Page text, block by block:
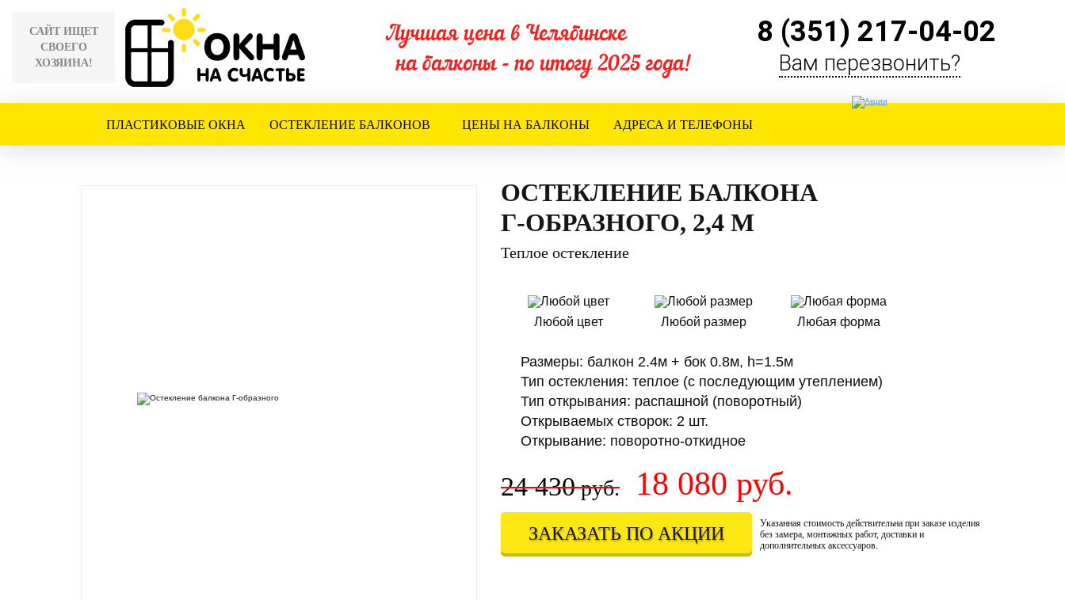
Лучшая цена в Челябинске
на балконы - по итогу 2025 года!
8 (351) 217-04-02
Вам перезвонить?
ПЛАСТИКОВЫЕ ОКНА ОСТЕКЛЕНИЕ БАЛКОНОВ ЦЕНЫ НА БАЛКОНЫ АДРЕСА И ТЕЛЕФОНЫ
ОСТЕКЛЕНИЕ БАЛКОНА
Г-ОБРАЗНОГО, 2,4 М
Теплое остекление
Любой цвет Любой размер Любая форма
Размеры: балкон 2.4м + бок 0.8м, h=1.5м
Тип остекления: теплое (с последующим утеплением)
Тип открывания: распашной (поворотный)
Открываемых створок: 2 шт.
Открывание: поворотно-откидное
24 430руб. 18 080 руб.
ЗАКАЗАТЬ ПО АКЦИИ
Указанная стоимость действительна при заказе изделия
без замера, монтажных работ, доставки и
дополнительных аксессуаров.
САЙТ ИЩЕТ
СВОЕГО
ХОЗЯИНА!